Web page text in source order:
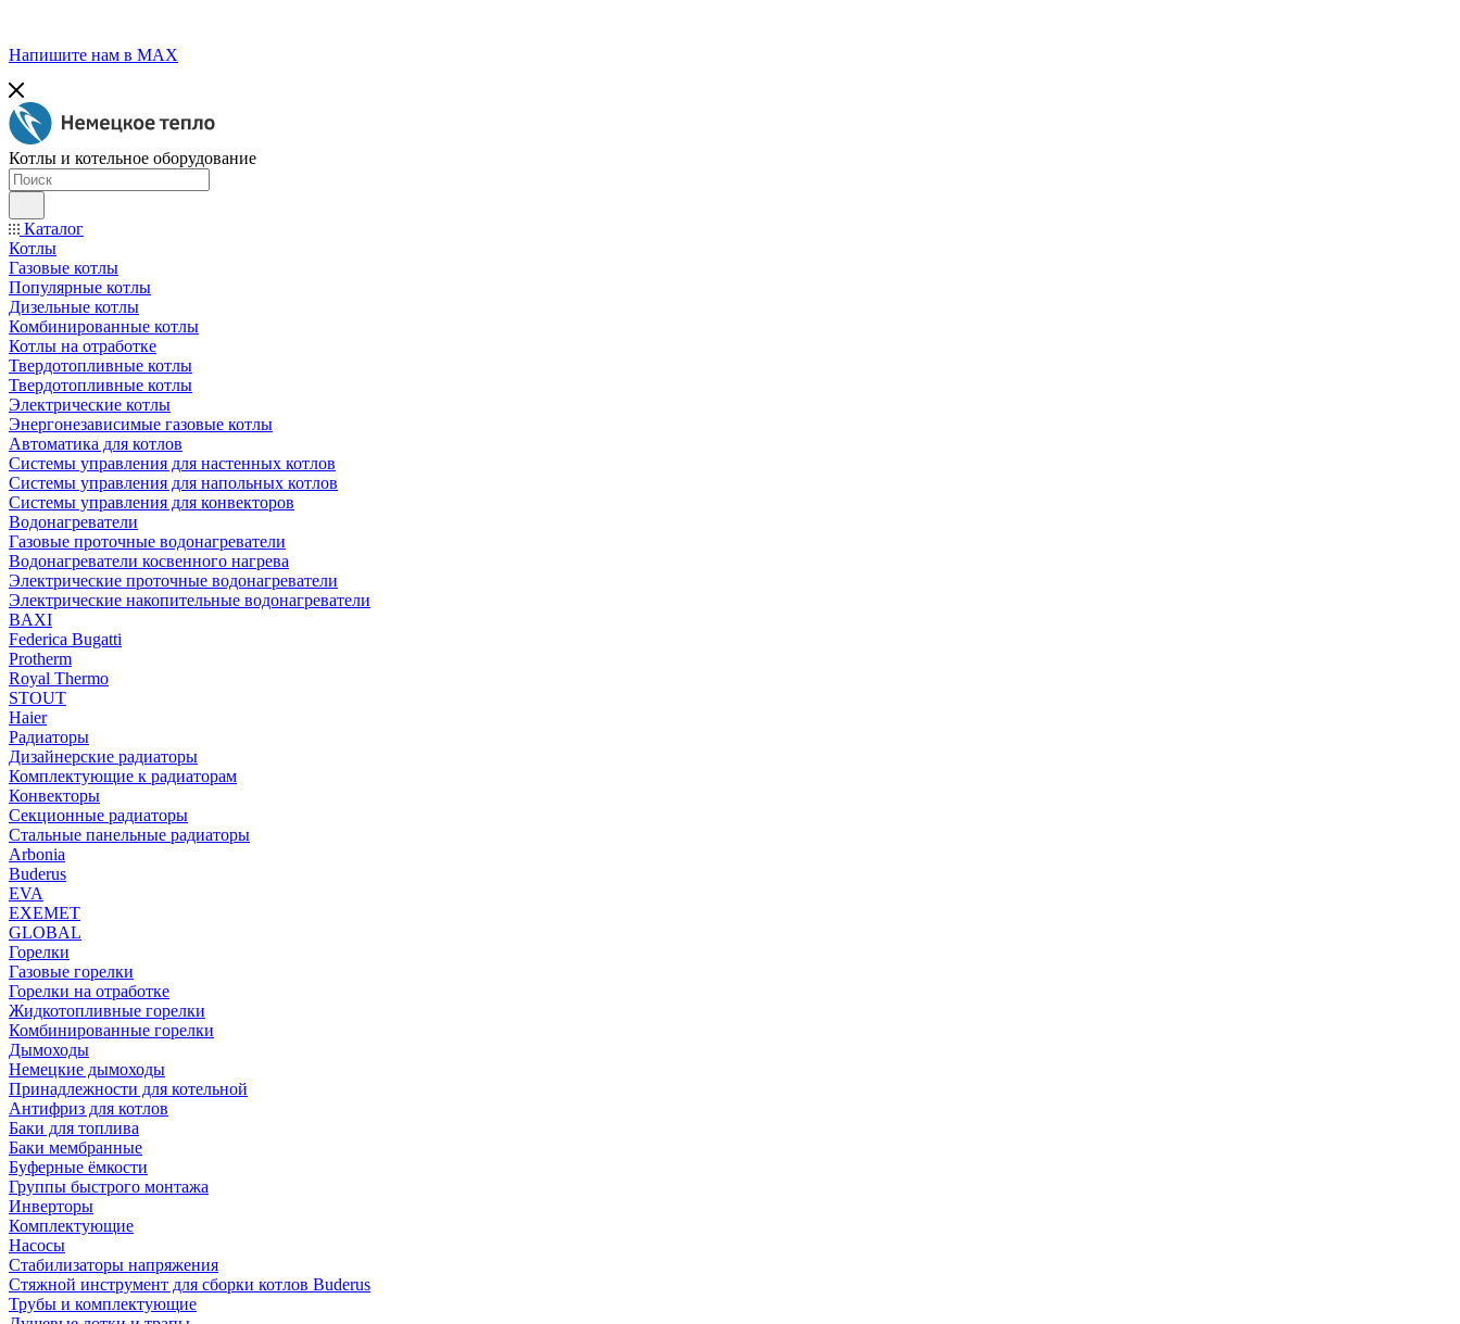
Напишите нам в МАХ
Котлы и котельное оборудование
Каталог
Котлы
Газовые котлы
Популярные котлы
Дизельные котлы
Комбинированные котлы
Котлы на отработке
Твердотопливные котлы
Твердотопливные котлы
Электрические котлы
Энергонезависимые газовые котлы
Автоматика для котлов
Системы управления для настенных котлов
Системы управления для напольных котлов
Системы управления для конвекторов
Водонагреватели
Газовые проточные водонагреватели
Водонагреватели косвенного нагрева
Электрические проточные водонагреватели
Электрические накопительные водонагреватели
BAXI
Federica Bugatti
Protherm
Royal Thermo
STOUT
Haier
Радиаторы
Дизайнерские радиаторы
Комплектующие к радиаторам
Конвекторы
Секционные радиаторы
Стальные панельные радиаторы
Arbonia
Buderus
EVA
EXEMET
GLOBAL
Горелки
Газовые горелки
Горелки на отработке
Жидкотопливные горелки
Комбинированные горелки
Дымоходы
Немецкие дымоходы
Принадлежности для котельной
Антифриз для котлов
Баки для топлива
Баки мембранные
Буферные ёмкости
Группы быстрого монтажа
Инверторы
Комплектующие
Насосы
Стабилизаторы напряжения
Стяжной инструмент для сборки котлов Buderus
Трубы и комплектующие